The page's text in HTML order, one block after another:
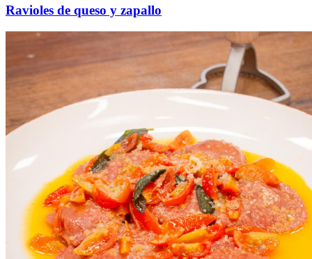
Ravioles de queso y zapallo